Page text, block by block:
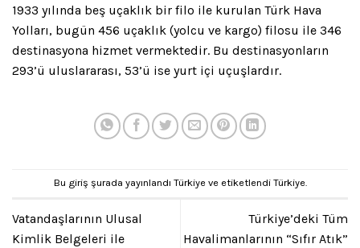
1933 yılında beş uçaklık bir filo ile kurulan Türk Hava
Yolları, bugün 456 uçaklık (yolcu ve kargo) filosu ile 346
destinasyona hizmet vermektedir. Bu destinasyonların
293’ü uluslararası, 53’ü ise yurt içi uçuşlardır.
Bu giriş şurada yayınlandı Türkiyeve etiketlendi Türkiye.
Vatandaşlarının Ulusal
Kimlik Belgeleri ile
Türkiye’deki Tüm
Havalimanlarının “Sıfır Atık”